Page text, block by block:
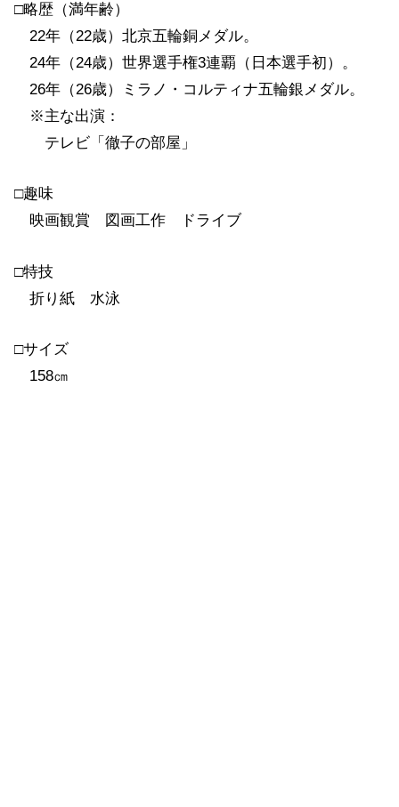
□略歴（満年齢）
22年（22歳）北京五輪銅メダル。
24年（24歳）世界選手権3連覇（日本選手初）。
26年（26歳）ミラノ・コルティナ五輪銀メダル。
※主な出演：
テレビ「徹子の部屋」
□趣味
映画観賞 図画工作 ドライブ
□特技
折り紙 水泳
□サイズ
158㎝